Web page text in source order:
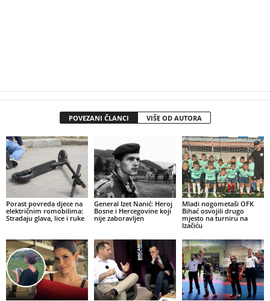
POVEZANI ČLANCI VIŠE OD AUTORA
Porast povreda djece na
električnim romobilima:
Stradaju glava, lice i ruke
General Izet Nanić: Heroj
Bosne i Hercegovine koji
nije zaboravljen
Mladi nogometaši OFK
Bihać osvojili drugo
mjesto na turniru na
Izačiću